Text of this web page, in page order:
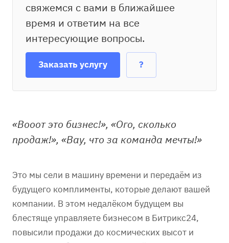
свяжемся с вами в ближайшее
время и ответим на все
интересующие вопросы.
Заказать услугу ?
«Вооот это бизнес!», «Ого, сколько
продаж!», «Вау, что за команда мечты!»
Это мы сели в машину времени и передаём из
будущего комплименты, которые делают вашей
компании. В этом недалёком будущем вы
блестяще управляете бизнесом в Битрикс24,
повысили продажи до космических высот и